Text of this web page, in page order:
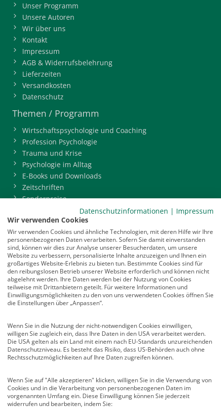
Unser Programm
Unsere Autoren
Wir über uns
Kontakt
Impressum
AGB & Widerrufsbelehrung
Lieferzeiten
Versandkosten
Datenschutz
Themen / Programm
Wirtschaftspsychologie und Coaching
Profession Psychologie
Trauma und Krise
Psychologie im Alltag
E-Books und Downloads
Zeitschriften
Sonderpreise
BDP-Mitgliederbereich
Service
Newsletter
Mediadaten
Infocenter
Veranstaltungen
Nachrichten
Abo kündigen
Vertrag widerrufen
Kontakt
Am Köllnischen Park 2
10179 Berlin
E-Mail:verlag@psychologenverlag.de
Datenschutzinformationen | Impressum
Wir verwenden Cookies
Wir verwenden Cookies und ähnliche Technologien, mit deren Hilfe wir Ihre
personenbezogenen Daten verarbeiten. Sofern Sie damit einverstanden
sind, können wir dies zur Analyse unserer Besucherdaten, um unsere
Website zu verbessern, personalisierte Inhalte anzuzeigen und Ihnen ein
großartiges Website-Erlebnis zu bieten tun. Bestimmte Cookies sind für
den reibungslosen Betrieb unserer Website erforderlich und können nicht
abgelehnt werden. Ihre Daten werden bei der Nutzung von Cookies
teilweise mit Drittanbietern geteilt. Für weitere Informationen und
Einwilligungsmöglichkeiten zu den von uns verwendeten Cookies öffnen Sie
die Einstellungen über „Anpassen“.
Wenn Sie in die Nutzung der nicht-notwendigen Cookies einwilligen,
willigen Sie zugleich ein, dass Ihre Daten in den USA verarbeitet werden.
Die USA gelten als ein Land mit einem nach EU-Standards unzureichenden
Datenschutzniveau. Es besteht das Risiko, dass US-Behörden auch ohne
Rechtsschutzmöglichkeiten auf Ihre Daten zugreifen können.
Wenn Sie auf "Alle akzeptieren" klicken, willigen Sie in die Verwendung von
Cookies und in die Verarbeitung von personenbezogenen Daten im
vorgenannten Umfang ein. Diese Einwilligung können Sie jederzeit
widerrufen und bearbeiten, indem Sie: